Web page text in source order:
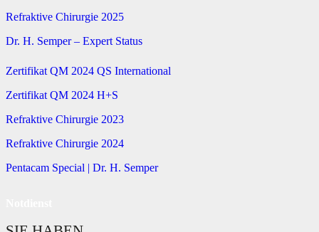
Refraktive Chirurgie 2025
Dr. H. Semper – Expert Status
Zertifikat QM 2024 QS International
Zertifikat QM 2024 H+S
Refraktive Chirurgie 2023
Refraktive Chirurgie 2024
Pentacam Special | Dr. H. Semper